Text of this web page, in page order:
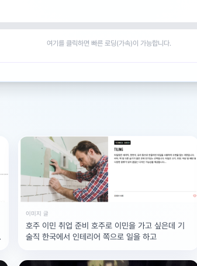
여기를 클릭하면 빠른 로딩(가속)이 가능합니다.
이미지 글
호주 이민 취업 준비 호주로 이민을 가고 싶은데 기
술직 한국에서 인테리어 쪽으로 일을 하고